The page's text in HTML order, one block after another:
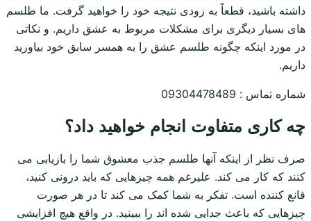
داشته باشید، قطعاً به زودی نتیجه خود را خواهید گرفت. ما طلسم
های بسیار دیگری برای مشکلات مربوط به عشق داریم. و نکاتی
در مورد اینکه چگونه طلسم عشق را به همسر سابق خود بیاورید
داریم.
شماره تماس : 09304478489
چه کاری متفاوت انجام خواهید داد؟
صرف نظر از اینکه آنها طلسم جذب معشوق شما را بازیابی می
کنند که کار می کند. علیرغم همه چیزهایی که باید درونی کنید،
قانع کننده است. تفکر به شما کمک می کند تا در هر صورت
چیزهایی که باعث جدایی شده اند را ببینید. در واقع هیچ افزایشی